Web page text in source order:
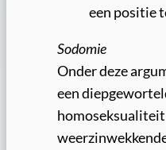
een positie
Sodomie
Onder deze
een